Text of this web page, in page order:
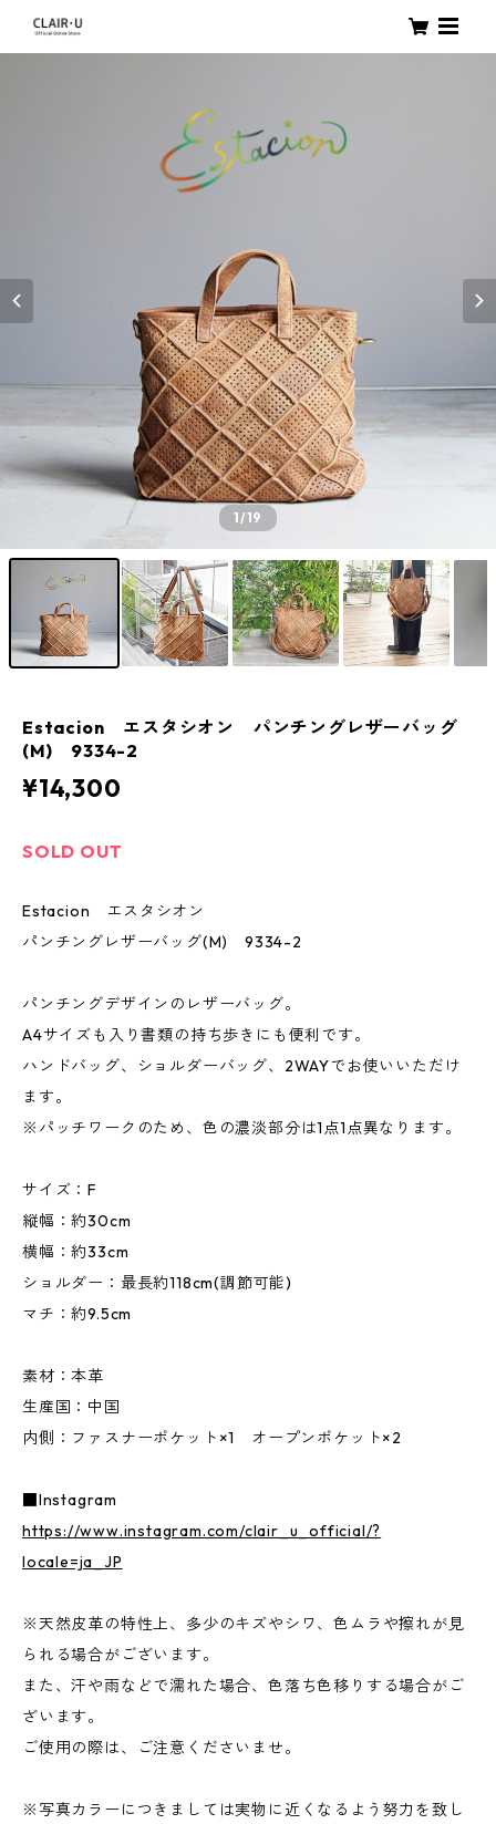
1/19
Estacion エスタシオン パンチングレザーバッグ
(M) 9334-2
¥14,300
SOLD OUT
Estacion エスタシオン
パンチングレザーバッグ(M) 9334-2
パンチングデザインのレザーバッグ。
A4サイズも入り書類の持ち歩きにも便利です。
ハンドバッグ、ショルダーバッグ、2WAYでお使いいただけ
ます。
※パッチワークのため、色の濃淡部分は1点1点異なります。
サイズ：F
縦幅：約30cm
横幅：約33cm
ショルダー：最長約118cm(調節可能)
マチ：約9.5cm
素材：本革
生産国：中国
内側：ファスナーポケット×1 オープンポケット×2
■Instagram
https://www.instagram.com/clair_u_official/?
locale=ja_JP
※天然皮革の特性上、多少のキズやシワ、色ムラや擦れが見
られる場合がございます。
また、汗や雨などで濡れた場合、色落ち色移りする場合がご
ざいます。
ご使用の際は、ご注意くださいませ。
※写真カラーにつきましては実物に近くなるよう努力を致し